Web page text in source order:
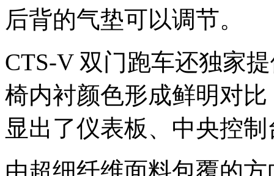
后背的气垫可以调节。
CTS-V 双门跑车还独家
椅内衬颜色形成鲜明对
显出了仪表板、中央控